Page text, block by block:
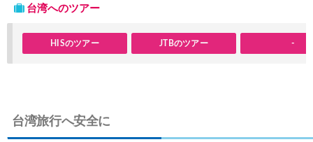
サプライス) 海外航空券 3,000円OFFクーポン
03/17 JAL) 海外ダイナミックパッケージ 最大40,000円OFFクーポ
台湾へのツアー
HISのツアー JTBのツアー -
台湾旅行へ安全に